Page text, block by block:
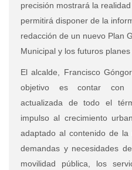
precisión mostrará la
permitirá disponer de la
redacción de un nuevo Plan
Municipal y los futuros
El alcalde, Francisco
objetivo es contar con
actualizada de todo el
impulso al crecimiento
adaptado al contenido de la
demandas y necesidades
movilidad pública, los